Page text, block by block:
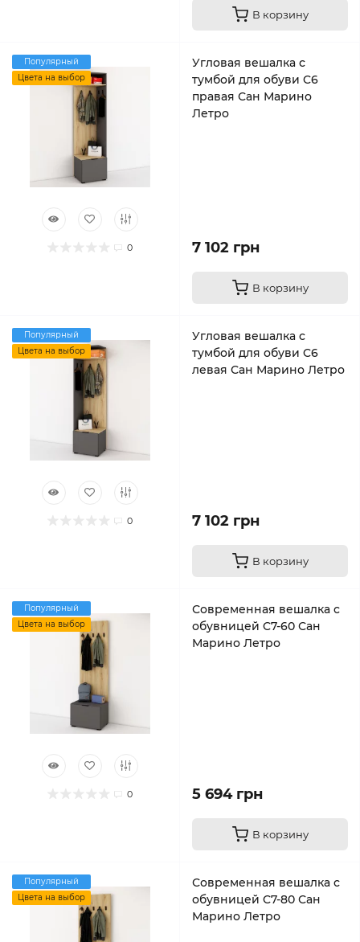
В корзину
Популярный
Цвета на выбор
0
Угловая вешалка с
тумбой для обуви C6
правая Сан Марино
Летро
7 102 грн
В корзину
Популярный
Цвета на выбор
0
Угловая вешалка с
тумбой для обуви C6
левая Сан Марино Летро
7 102 грн
В корзину
Популярный
Цвета на выбор
0
Современная вешалка с
обувницей C7-60 Сан
Марино Летро
5 694 грн
В корзину
Популярный
Цвета на выбор
Современная вешалка с
обувницей C7-80 Сан
Марино Летро